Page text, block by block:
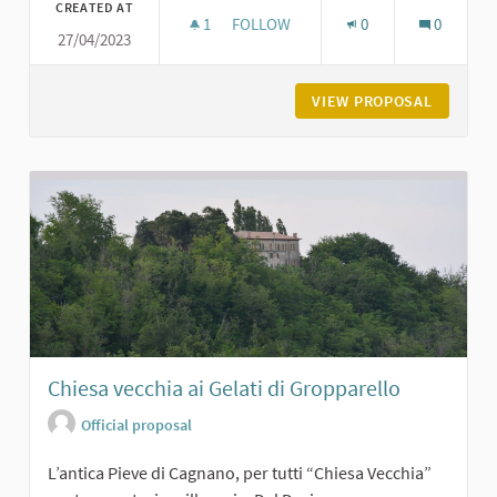
CREATED AT
27/04/2023
1 1 FOLLOWER
FOLLOW 0 0
VIEW PROPOSAL
Chiesa vecchia ai Gelati di Gropparello
Official proposal
L’antica Pieve di Cagnano, per tutti “Chiesa Vecchia”